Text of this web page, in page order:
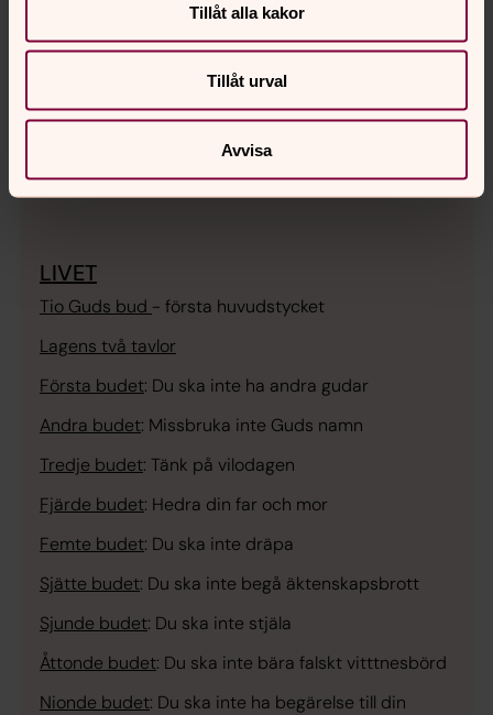
Tillåt alla kakor
Tillåt urval
Avvisa
Luthers lilla katekes innehåller
LIVET
Tio Guds bud - första huvudstycket
Lagens två tavlor
Första budet: Du ska inte ha andra gudar
Andra budet: Missbruka inte Guds namn
Tredje budet: Tänk på vilodagen
Fjärde budet: Hedra din far och mor
Femte budet: Du ska inte dräpa
Sjätte budet: Du ska inte begå äktenskapsbrott
Sjunde budet: Du ska inte stjäla
Åttonde budet: Du ska inte bära falskt vitttnesbörd
Nionde budet: Du ska inte ha begärelse till din